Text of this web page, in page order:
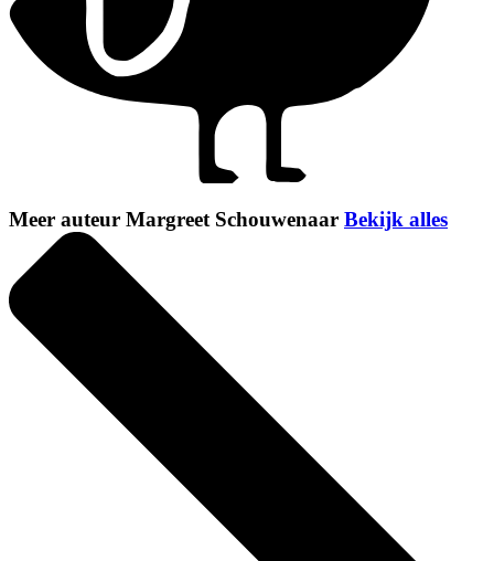
Meer auteur Margreet Schouwenaar Bekijk alles